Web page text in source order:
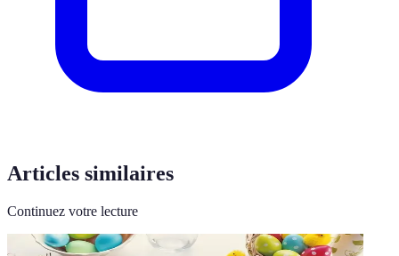
Articles similaires
Continuez votre lecture